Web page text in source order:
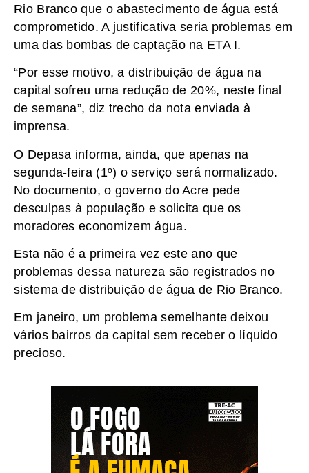
Rio Branco que o abastecimento de água está
comprometido. A justificativa seria problemas em
uma das bombas de captação na ETA I.
“Por esse motivo, a distribuição de água na
capital sofreu uma redução de 20%, neste final
de semana”, diz trecho da nota enviada à
imprensa.
O Depasa informa, ainda, que apenas na
segunda-feira (1º) o serviço será normalizado.
No documento, o governo do Acre pede
desculpas à população e solicita que os
moradores economizem água.
Esta não é a primeira vez este ano que
problemas dessa natureza são registrados no
sistema de distribuição de água de Rio Branco.
Em janeiro, um problema semelhante deixou
vários bairros da capital sem receber o líquido
precioso.